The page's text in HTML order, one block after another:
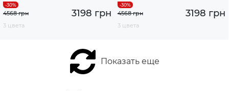
3198 грн
4568 грн
3 цвета
3198 грн
4568 грн
3 цвета
Показать еще